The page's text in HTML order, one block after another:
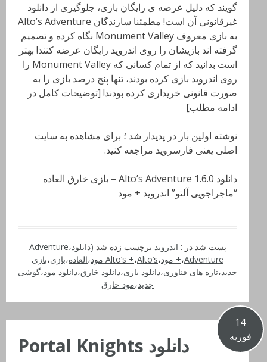
گویند که دلیل عرضه‌ ی رایگان بازی، جلوگیری از دانلود
غیرقانونی آن است! مطمئنا سازندگان Alto’s Adventure
به بازی معروف Monument Valley نگاه کرده و تصمیم
گرفته اند بازیشان را روی اندروید رایگان عرضه کنند! بهتر
است بدانید که از تمام کسانی که Monument Valley را
روی اندروید بازی کرده بودند، تنها پنج درصد بازی را به
صورت قانونی خریداری کرده بودند! [توضیحات کامل در
ادامه مطلب]
نوشته اولین بار در پدیدار شد ؛ برای مشاهده به سایت
اصلی یعنی فارسروید مراجعه کنید.
دانلود Alto’s Adventure 1.6.0 – بازی خارق العاده
“ماجراجویی آلتو” اندروید + مود
پست شد در : اندروید برچسب زده شد (دانلود،Adventure
+،Adventure مود ، Alto’s +،Alto’s مود ،العاده،بازی،بازی
جدید،تازه های فناوری،دانلود بازی،دانلود خارق،دانلود مود،گوشی
جدید،مود خارق
14
فوریه
دانلود Portal Knights